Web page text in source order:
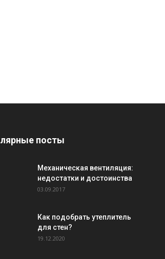
посты
Механическая вентиляция:
недостатки и достоинства
03.09.2017
Как подобрать утеплитель
для стен?
19.12.2020